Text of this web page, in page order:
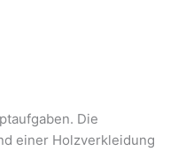
Die
einer Holzverkleidung